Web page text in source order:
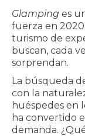
Glamping es
fuerza en 2020
turismo de
buscan, cada
sorprendan.
La búsqueda
con la
huéspedes en
ha convertido
demanda.